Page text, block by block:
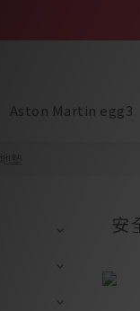
Aston Martin egg3
安